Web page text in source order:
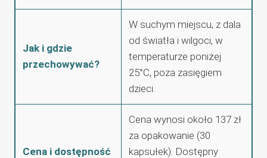
Jak i gdzie
przechowywać?
W suchym miejscu, z dala
od światła i wilgoci, w
temperaturze poniżej
25°C, poza zasięgiem
dzieci.
Cena i dostępność
Cena wynosi około 137 zł
za opakowanie (30
kapsułek). Dostępny